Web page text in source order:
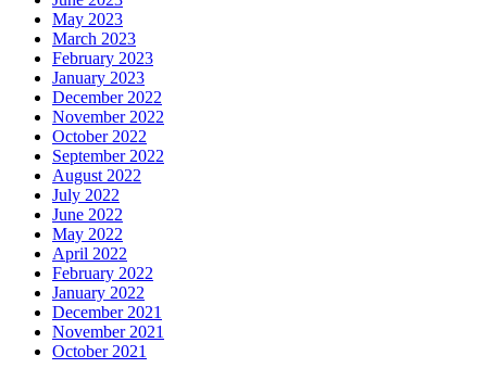
May 2023
March 2023
February 2023
January 2023
December 2022
November 2022
October 2022
September 2022
August 2022
July 2022
June 2022
May 2022
April 2022
February 2022
January 2022
December 2021
November 2021
October 2021